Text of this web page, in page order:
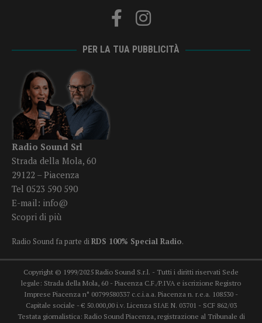
PER LA TUA PUBBLICITÀ
Radio Sound Srl
Strada della Mola, 60
29122 – Piacenza
Tel 0523 590 590
E-mail: info@
Scopri di più
Radio Sound fa parte di RDS 100% Special Radio.
Copyright © 1999/2025 Radio Sound S.r.l. - Tutti i diritti riservati Sede
legale: Strada della Mola, 60 - Piacenza C.F./P.IVA e iscrizione Registro
Imprese Piacenza n° 00799580337 c.c.i.a.a. Piacenza n. r.e.a. 108530 -
Capitale sociale - € 50.000,00 i.v. Licenza SIAE N. 03701 - SCF 862/03
Testata giornalistica: Radio Sound Piacenza, registrazione al Tribunale di